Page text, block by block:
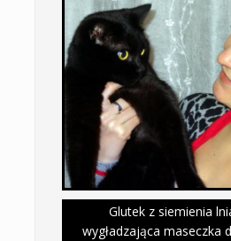
Glutek z siemienia
wygładzająca maseczka